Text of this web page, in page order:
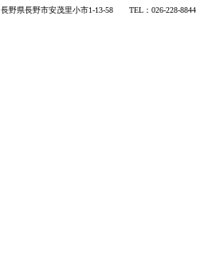
長野県長野市安茂里小市1-13-58 TEL：026-228-8844